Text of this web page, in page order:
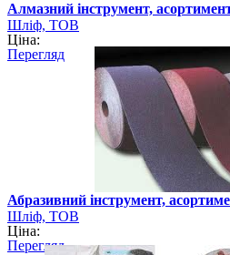
Алмазний інструмент,
Шліф, ТОВ
Ціна:
Перегляд
Абразивний інструмент,
Шліф, ТОВ
Ціна:
Перегляд